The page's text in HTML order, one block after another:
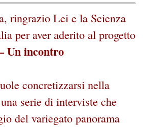
ringrazio Lei e la Scienza
per aver aderito al progetto
Un incontro
concretizzarsi nella
serie di interviste che
del variegato panorama